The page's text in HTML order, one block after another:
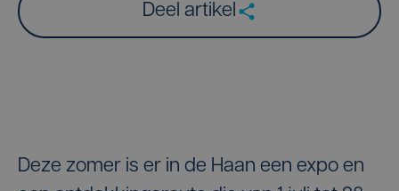
Deel artikel
Deze zomer is er in de Haan een expo en